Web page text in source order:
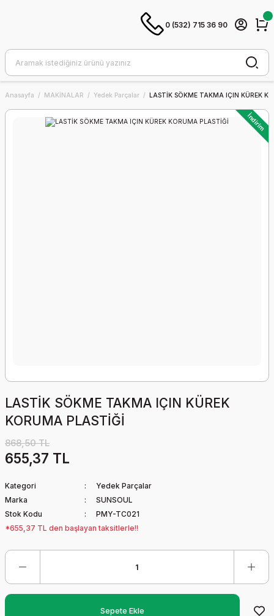
0 (532) 715 36 90
Anasayfa MAKİNALAR Yedek Parçalar LASTİK SÖKME TAKMA IÇIN KÜREK
İndirim
LASTİK SÖKME TAKMA IÇIN KÜREK
KORUMA PLASTİĞİ
868,50 TL
655,37 TL
Kategori
Yedek Parçalar
Marka
SUNSOUL
Stok Kodu
PMY-TC021
*655,37 TL den başlayan taksitlerle!!
Sepete Ekle